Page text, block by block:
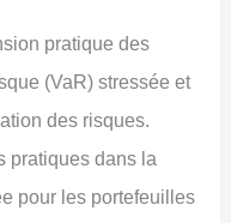
pratique des
(VaR) stressée et
des risques.
pratiques dans la
pour les portefeuilles